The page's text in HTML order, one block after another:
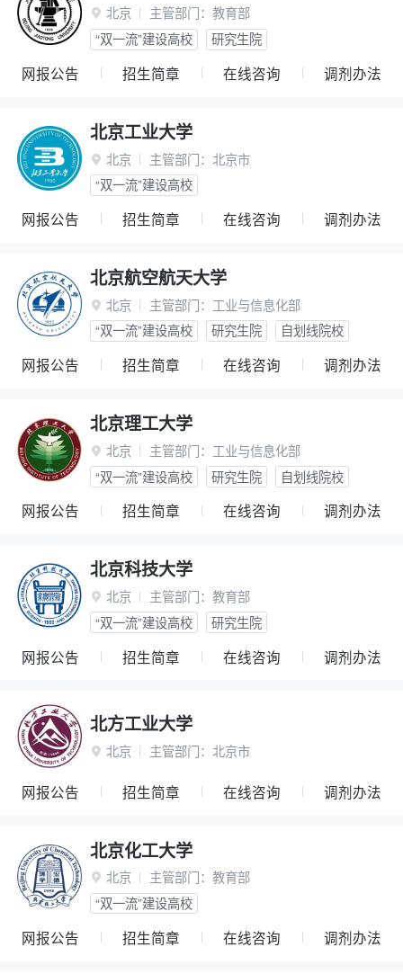
 北京 主管部门： 教育部
“双一流”建设高校
研究生院
网报公告 招生简章 在线咨询 调剂办法
北京工业大学
 北京 主管部门： 北京市
“双一流”建设高校
网报公告 招生简章 在线咨询 调剂办法
北京航空航天大学
 北京 主管部门： 工业与信息化部
“双一流”建设高校
研究生院 自划线院校
网报公告 招生简章 在线咨询 调剂办法
北京理工大学
 北京 主管部门： 工业与信息化部
“双一流”建设高校
研究生院 自划线院校
网报公告 招生简章 在线咨询 调剂办法
北京科技大学
 北京 主管部门： 教育部
“双一流”建设高校
研究生院
网报公告 招生简章 在线咨询 调剂办法
北方工业大学
 北京 主管部门： 北京市
网报公告 招生简章 在线咨询 调剂办法
北京化工大学
 北京 主管部门： 教育部
“双一流”建设高校
网报公告 招生简章 在线咨询 调剂办法